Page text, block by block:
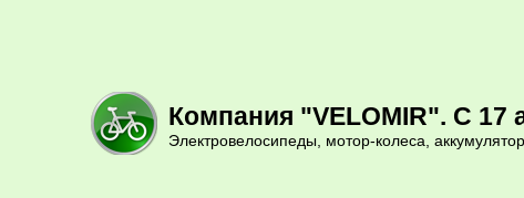
Компания "VELOMIR". С 17
Электровелосипеды, мотор-колеса,